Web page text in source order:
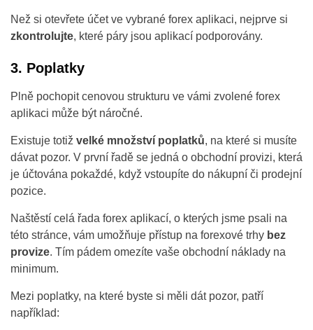
Než si otevřete účet ve vybrané forex aplikaci, nejprve si
zkontrolujte, které páry jsou aplikací podporovány.
3. Poplatky
Plně pochopit cenovou strukturu ve vámi zvolené forex
aplikaci může být náročné.
Existuje totiž velké množství poplatků, na které si musíte
dávat pozor. V první řadě se jedná o obchodní provizi, která
je účtována pokaždé, když vstoupíte do nákupní či prodejní
pozice.
Naštěstí celá řada forex aplikací, o kterých jsme psali na
této stránce, vám umožňuje přístup na forexové trhy bez
provize. Tím pádem omezíte vaše obchodní náklady na
minimum.
Mezi poplatky, na které byste si měli dát pozor, patří
například: